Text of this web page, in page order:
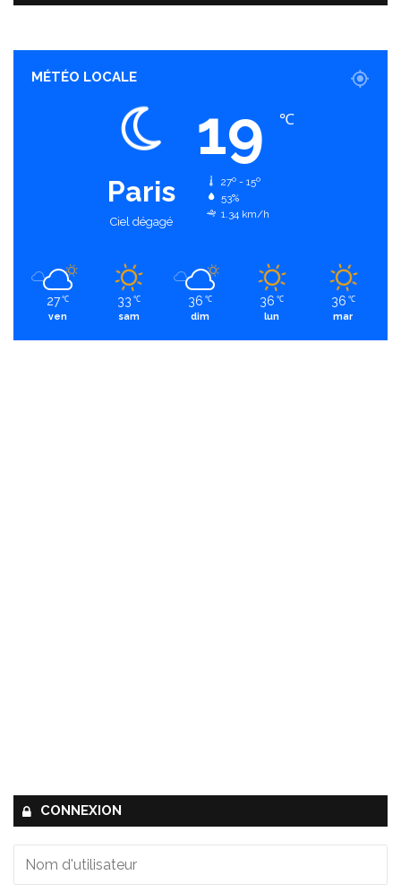
MÉTÉO LOCALE
Paris
Ciel dégagé
19 ℃
27º - 15º
53%
1.34 km/h
27 ℃
ven
33 ℃
sam
36 ℃
dim
36 ℃
lun
36 ℃
mar
CONNEXION